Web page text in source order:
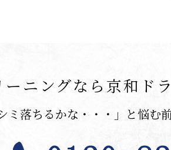
ニングなら 京和ド
ミ落ちるかな・・・」 と悩む